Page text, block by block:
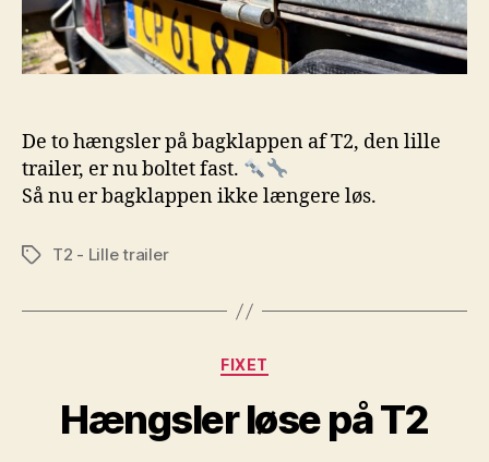
De to hængsler på bagklappen af T2, den lille
trailer, er nu boltet fast.
Så nu er bagklappen ikke længere løs.
TagsT2 - Lille trailer
Kategorier
FIXET
Hængsler løse på T2